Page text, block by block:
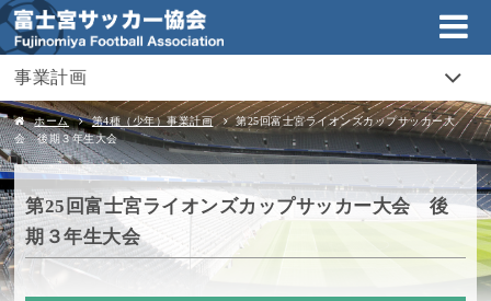
事業計画
ホーム 第4種（少年）事業計画
第25回富士宮ライオンズカップサッカー大
会 後期３年生大会
第25回富士宮ライオンズカップサッカー大会 後
期３年生大会